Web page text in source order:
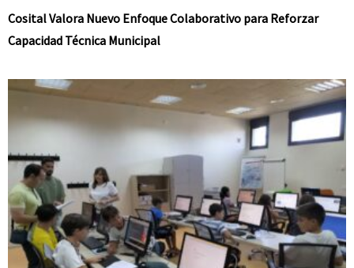
Cosital Valora Nuevo Enfoque Colaborativo para Reforzar
Capacidad Técnica Municipal